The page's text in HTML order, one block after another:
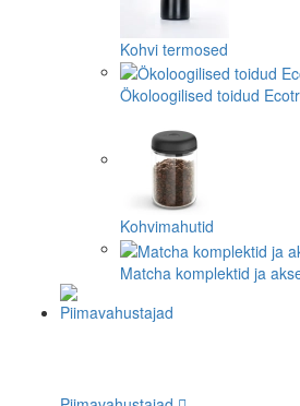
Kohvi termosed
Ökoloogilised toidud
Kohvimahutid
Matcha komplektid ja